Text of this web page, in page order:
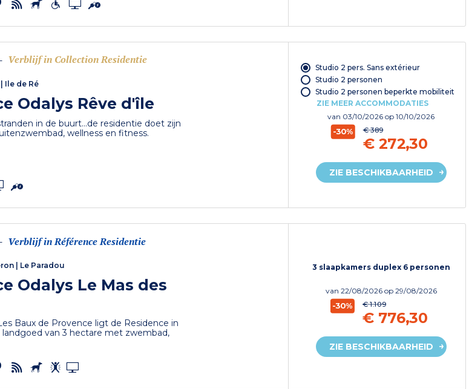
- Verblijf in Collection Residentie
| Ile de Ré
Odalys Rêve d'île
in de buurt...de residentie doet zijn
wellness en fitness.
Studio 2 pers. Sans extérieur
Studio 2 personen
Studio 2 personen beperkte mobiliteit
ZIE MEER ACCOMMODATIES
van 03/10/2026op 10/10/2026
-30% € 389
€ 272,30
ZIE BESCHIKBAARHEID
- Verblijf in Référence Residentie
Le Paradou
Odalys Le Mas des
Baux de Provence ligt de Residence in
van 3 hectare met zwembad,
3 slaapkamers duplex 6 personen
van 22/08/2026 op 29/08/2026
-30% € 1.109
€ 776,30
ZIE BESCHIKBAARHEID